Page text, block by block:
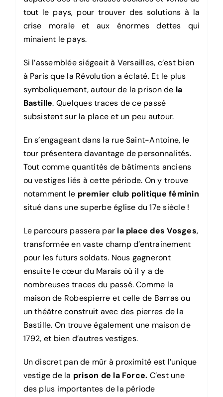
tout le pays, pour trouver des solutions à la
crise morale et aux énormes dettes qui
minaient le pays.
Si l’assemblée siégeait à Versailles, c’est bien
à Paris que la Révolution a éclaté. Et le plus
symboliquement, autour de la prison de la
Bastille. Quelques traces de ce passé
subsistent sur la place et un peu autour.
En s’engageant dans la rue Saint-Antoine, le
tour présentera davantage de personnalités.
Tout comme quantités de bâtiments anciens
ou vestiges liés à cette période. On y trouve
notamment le premier club politique féminin
situé dans une superbe église du 17e siècle !
Le parcours passera par la place des Vosges,
transformée en vaste champ d’entrainement
pour les futurs soldats. Nous gagneront
ensuite le cœur du Marais où il y a de
nombreuses traces du passé. Comme la
maison de Robespierre et celle de Barras ou
un théâtre construit avec des pierres de la
Bastille. On trouve également une maison de
1792, et bien d’autres vestiges.
Un discret pan de mûr à proximité est l’unique
vestige de la prison de la Force. C’est une
des plus importantes de la période